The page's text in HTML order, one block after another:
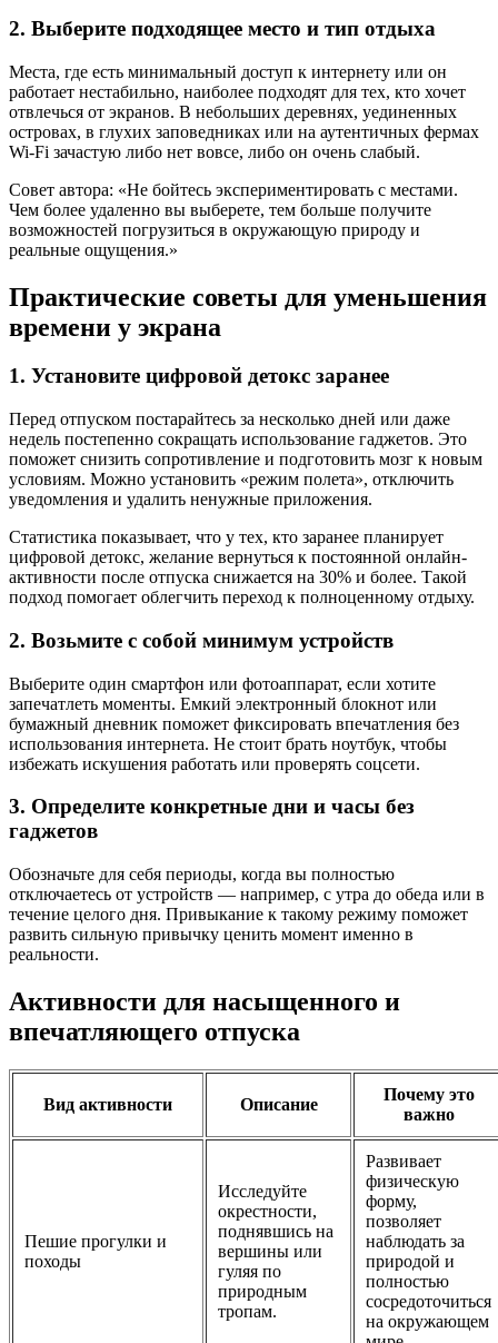
2. Выберите подходящее место и тип отдыха
Места, где есть минимальный доступ к интернету или он
работает нестабильно, наиболее подходят для тех, кто хочет
отвлечься от экранов. В небольших деревнях, уединенных
островах, в глухих заповедниках или на аутентичных фермах
Wi-Fi зачастую либо нет вовсе, либо он очень слабый.
Совет автора: «Не бойтесь экспериментировать с местами.
Чем более удаленно вы выберете, тем больше получите
возможностей погрузиться в окружающую природу и
реальные ощущения.»
Практические советы для уменьшения
времени у экрана
1. Установите цифровой детокс заранее
Перед отпуском постарайтесь за несколько дней или даже
недель постепенно сокращать использование гаджетов. Это
поможет снизить сопротивление и подготовить мозг к новым
условиям. Можно установить «режим полета», отключить
уведомления и удалить ненужные приложения.
Статистика показывает, что у тех, кто заранее планирует
цифровой детокс, желание вернуться к постоянной онлайн-
активности после отпуска снижается на 30% и более. Такой
подход помогает облегчить переход к полноценному отдыху.
2. Возьмите с собой минимум устройств
Выберите один смартфон или фотоаппарат, если хотите
запечатлеть моменты. Емкий электронный блокнот или
бумажный дневник поможет фиксировать впечатления без
использования интернета. Не стоит брать ноутбук, чтобы
избежать искушения работать или проверять соцсети.
3. Определите конкретные дни и часы без
гаджетов
Обозначьте для себя периоды, когда вы полностью
отключаетесь от устройств — например, с утра до обеда или в
течение целого дня. Привыкание к такому режиму поможет
развить сильную привычку ценить момент именно в
реальности.
Активности для насыщенного и
впечатляющего отпуска
Вид активности Описание
Почему это
важно
Пешие прогулки и
походы
Исследуйте
окрестности,
поднявшись на
вершины или
гуляя по
природным
тропам.
Развивает
физическую
форму,
позволяет
наблюдать за
природой и
полностью
сосредоточиться
на окружающем